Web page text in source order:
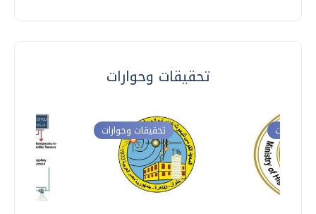
تحقيقات وحوارات
تحقيقات وحوارات وحوارات